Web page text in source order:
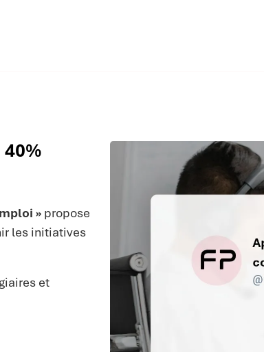
» propose
les initiatives
et